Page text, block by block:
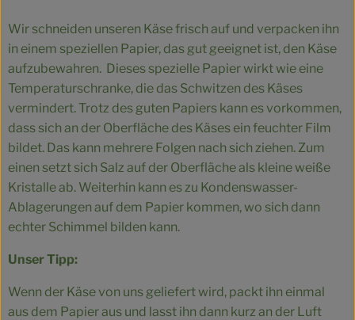
Wir schneiden unseren Käse frisch auf und verpacken ihn
in einem speziellen Papier, das gut geeignet ist, den Käse
aufzubewahren. Dieses spezielle Papier wirkt wie eine
Temperaturschranke, die das Schwitzen des Käses
vermindert. Trotz des guten Papiers kann es vorkommen,
dass sich an der Oberfläche des Käses ein feuchter Film
bildet. Das kann mehrere Folgen nach sich ziehen. Zum
einen setzt sich Salz auf der Oberfläche als kleine weiße
Kristalle ab. Weiterhin kann es zu Kondenswasser-
Ablagerungen auf dem Papier kommen, wo sich dann
echter Schimmel bilden kann.
Unser Tipp:
Wenn der Käse von uns geliefert wird, packt ihn einmal
aus dem Papier aus und lasst ihn dann kurz an der Luft